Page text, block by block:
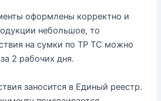
оформлены корректно и
небольшое, то
на сумки по ТР ТС можно
2 рабочих дня.
заносится в Единый реестр.